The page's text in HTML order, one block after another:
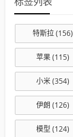
特斯拉(156)
苹果(115)
小米(354)
伊朗 (126)
模型 (124)